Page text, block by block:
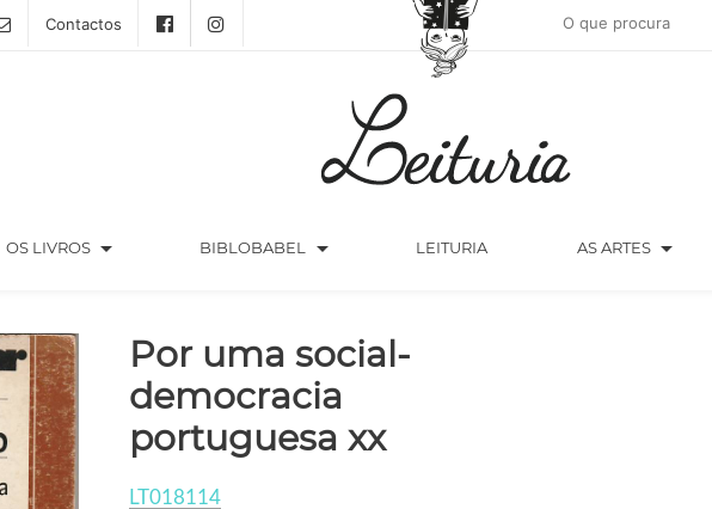
Contactos
OS LIVROS arrow_drop_down BIBLOBABEL arrow_drop_down LEITURIA AS ARTES arrow_drop_down
Por uma social-
democracia
portuguesa xx
LT018114